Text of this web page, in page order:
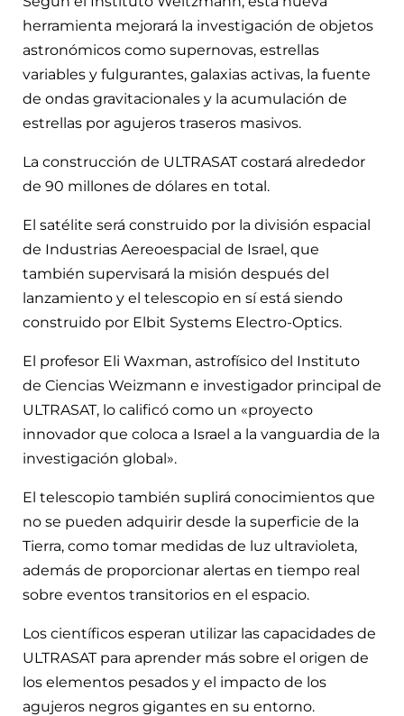
herramienta mejorará la investigación de objetos
astronómicos como supernovas, estrellas
variables y fulgurantes, galaxias activas, la fuente
de ondas gravitacionales y la acumulación de
estrellas por agujeros traseros masivos.
La construcción de ULTRASAT costará alrededor
de 90 millones de dólares en total.
El satélite será construido por la división espacial
de Industrias Aereoespacial de Israel, que
también supervisará la misión después del
lanzamiento y el telescopio en sí está siendo
construido por Elbit Systems Electro-Optics.
El profesor Eli Waxman, astrofísico del Instituto
de Ciencias Weizmann e investigador principal de
ULTRASAT, lo calificó como un «proyecto
innovador que coloca a Israel a la vanguardia de la
investigación global».
El telescopio también suplirá conocimientos que
no se pueden adquirir desde la superficie de la
Tierra, como tomar medidas de luz ultravioleta,
además de proporcionar alertas en tiempo real
sobre eventos transitorios en el espacio.
Los científicos esperan utilizar las capacidades de
ULTRASAT para aprender más sobre el origen de
los elementos pesados y el impacto de los
agujeros negros gigantes en su entorno.